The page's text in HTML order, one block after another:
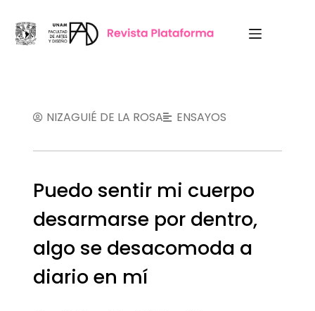
NIZAGUIÉ DE LA ROSA ENSAYOS
Puedo sentir mi cuerpo
desarmarse por dentro,
algo se desacomoda a
diario en mí